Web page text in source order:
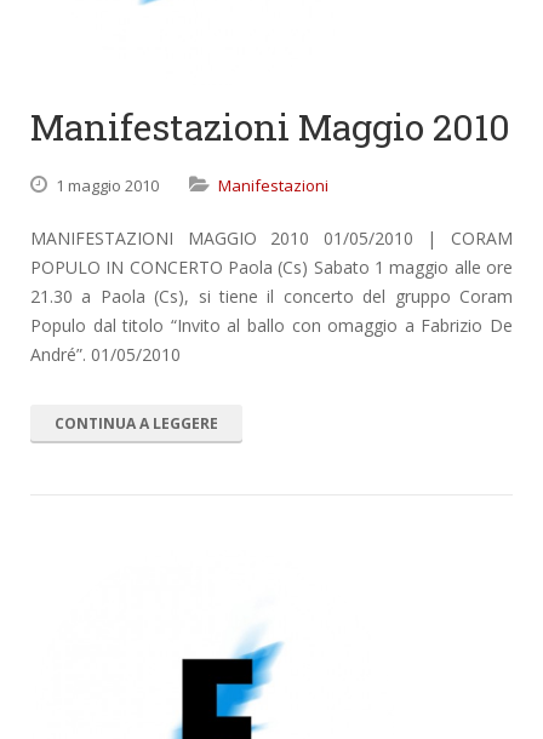
Manifestazioni Maggio 2010
1 maggio 2010 Manifestazioni
MANIFESTAZIONI MAGGIO 2010 01/05/2010 | CORAM
POPULO IN CONCERTO Paola (Cs) Sabato 1 maggio alle ore
21.30 a Paola (Cs), si tiene il concerto del gruppo Coram
Populo dal titolo “Invito al ballo con omaggio a Fabrizio De
André”. 01/05/2010
CONTINUA A LEGGERE